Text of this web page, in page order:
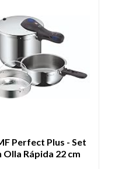
Perfect Plus - Set
Olla Rápida 22 cm